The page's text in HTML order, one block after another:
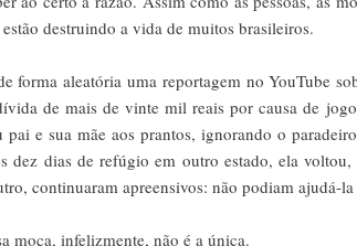
destruindo a vida de muitos brasileiros.
forma aleatória uma reportagem no YouTube
de mais de vinte mil reais por causa de
pai e sua mãe aos prantos, ignorando o
dez dias de refúgio em outro estado, ela
continuaram apreensivos: não podiam ajudá-
moça, infelizmente, não é a única.